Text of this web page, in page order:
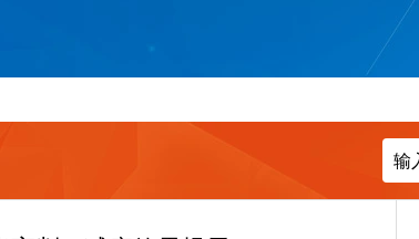
天堂
王权与自由